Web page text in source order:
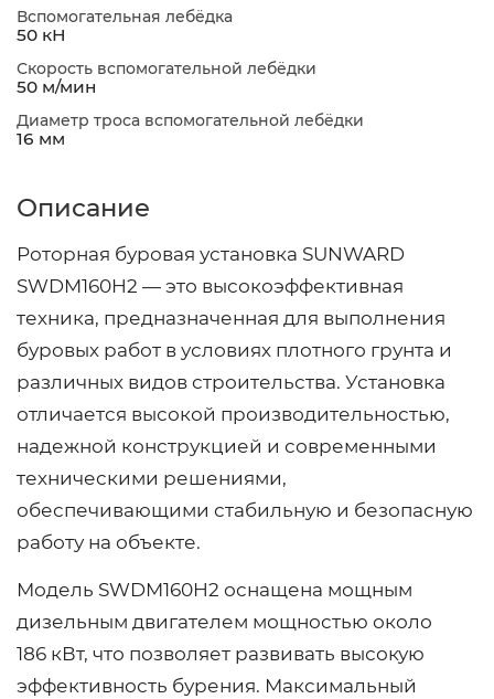
Вспомогательная лебёдка
50 кН
Скорость вспомогательной лебёдки
50 м/мин
Диаметр троса вспомогательной лебёдки
16 мм
Описание
Роторная буровая установка SUNWARD
SWDM160H2 — это высокоэффективная
техника, предназначенная для выполнения
буровых работ в условиях плотного грунта и
различных видов строительства. Установка
отличается высокой производительностью,
надежной конструкцией и современными
техническими решениями,
обеспечивающими стабильную и безопасную
работу на объекте.
Модель SWDM160H2 оснащена мощным
дизельным двигателем мощностью около
186 кВт, что позволяет развивать высокую
эффективность бурения. Максимальный